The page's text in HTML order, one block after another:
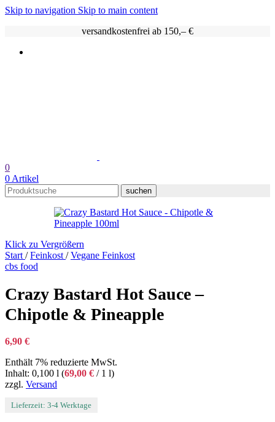
Skip to navigation Skip to main content
versandkostenfrei ab 150,– €
0
0 Artikel
suchen
Klick zu Vergrößern
Start / Feinkost / Vegane Feinkost
cbs food
Crazy Bastard Hot Sauce –
Chipotle & Pineapple
6,90 €
Enthält 7% reduzierte MwSt.
Inhalt: 0,100 l (69,00 € / 1 l)
zzgl. Versand
Lieferzeit: 3-4 Werktage